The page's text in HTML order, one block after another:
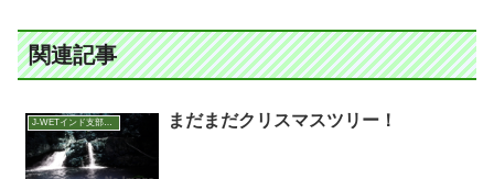
関連記事
J-WETインド支部～ヨガのこころ～ まだまだクリスマスツリー！